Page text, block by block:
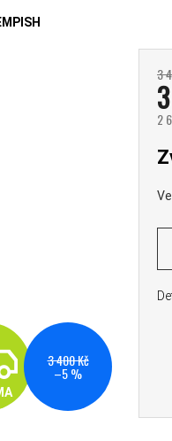
3 400 Kč
–5 %
3
2